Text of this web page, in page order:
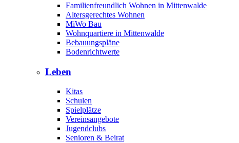
Familienfreundlich Wohnen in Mittenwalde
Altersgerechtes Wohnen
MiWo Bau
Wohnquartiere in Mittenwalde
Bebauungspläne
Bodenrichtwerte
Leben
Kitas
Schulen
Spielplätze
Vereinsangebote
Jugendclubs
Senioren & Beirat